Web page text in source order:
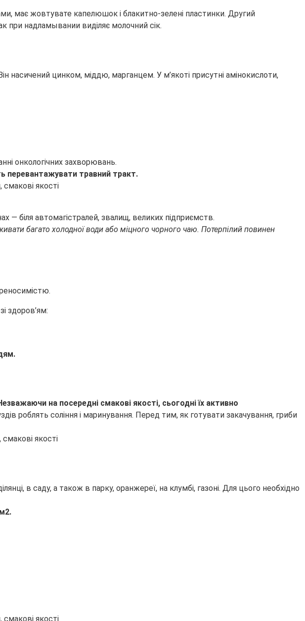
має жовтувате капелюшок і блакитно-зелені пластинки. Другий
при надламывании виділяє молочний сік.
насичений цинком, міддю, марганцем. У м’якоті присутні амінокислоти,
онкологічних захворювань.
перевантажувати травний тракт.
— біля автомагістралей, звалищ, великих підприємств.
багато холодної води або міцного чорного чаю. Потерпілий повинен
здоров’ям:
на посередні смакові якості, сьогодні їх активно
роблять соління і маринування. Перед тим, як готувати закачування, гриби
в саду, а також в парку, оранжереї, на клумбі, газоні. Для цього необхідно